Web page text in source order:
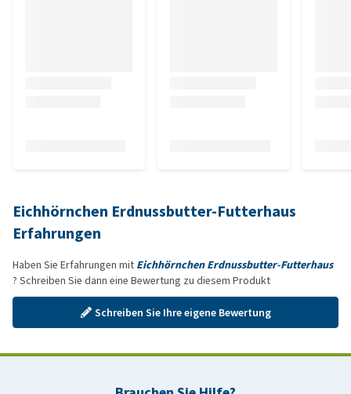
Eichhörnchen Erdnussbutter-Futterhaus
Erfahrungen
Haben Sie Erfahrungen mit Eichhörnchen Erdnussbutter-Futterhaus
? Schreiben Sie dann eine Bewertung zu diesem Produkt
Schreiben Sie Ihre eigene Bewertung